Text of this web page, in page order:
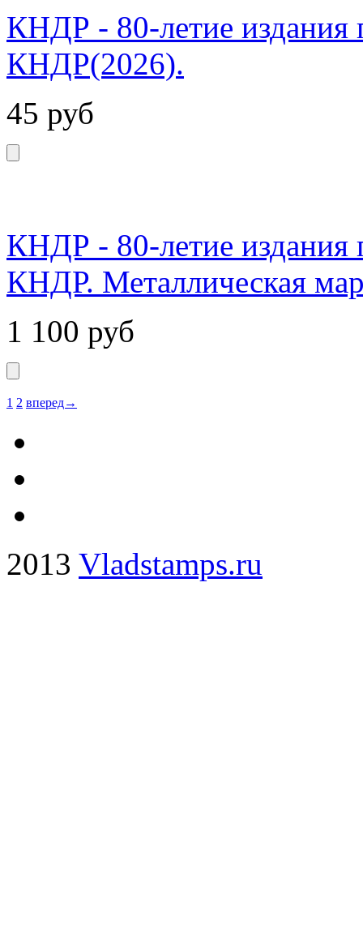
КНДР - 80-летие издания
КНДР(2026).
45 руб
КНДР - 80-летие издания
КНДР. Металлическая
1 100 руб
1 2 вперед→
2013 Vladstamps.ru